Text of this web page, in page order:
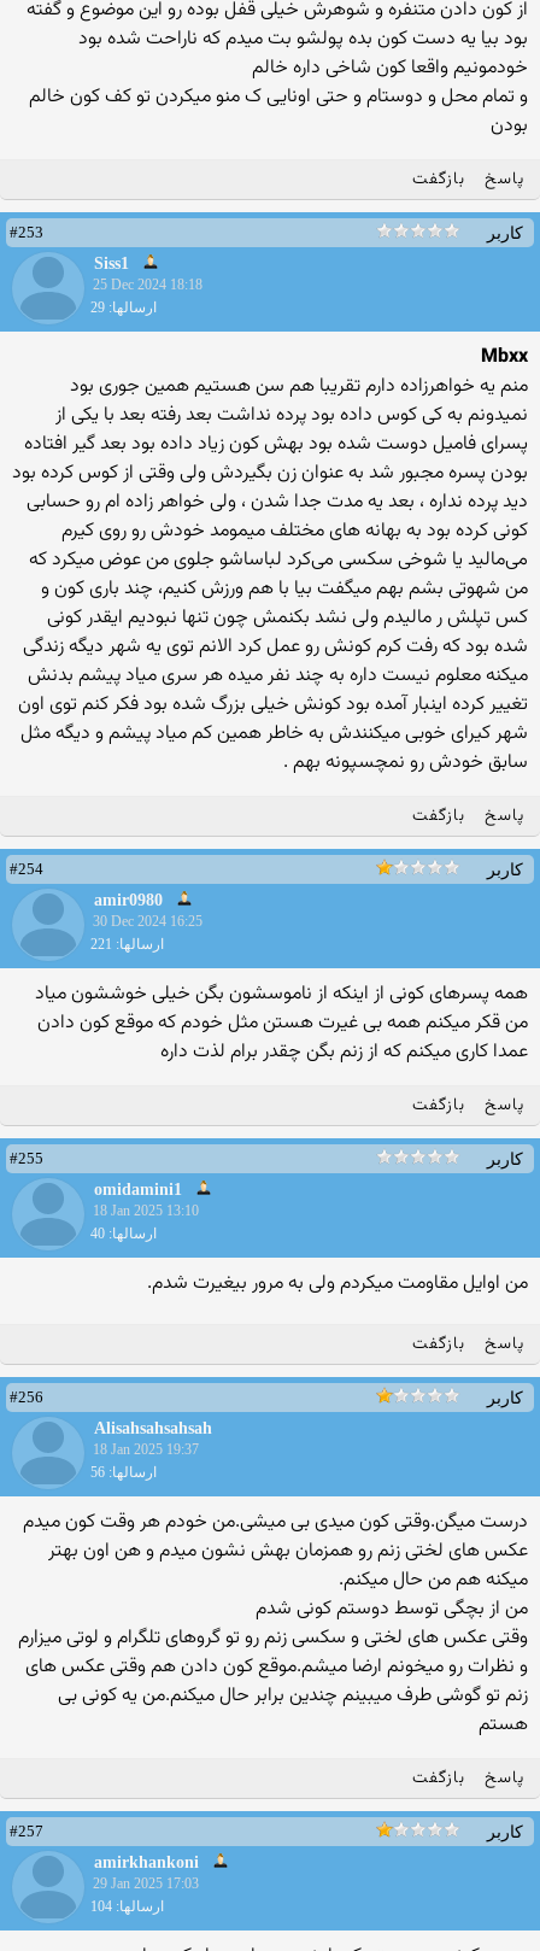
از کون دادن متنفره و شوهرش خیلی قفل بوده رو این موضوع و گفته
بود بیا یه دست کون بده پولشو بت میدم که ناراحت شده بود
خودمونیم واقعا کون شاخی داره خالم
و تمام محل و دوستام و حتی اونایی ک منو میکردن تو کف کون خالم
بودن
پاسخ بازگفت
کاربر
#253
Siss1
25 Dec 2024 18:18
ارسالها: 29
Mbxx
منم یه خواهرزاده دارم تقریبا هم سن هستیم همین جوری بود
نمیدونم به کی کوس داده بود پرده نداشت بعد رفته بعد با یکی از
پسرای فامیل دوست شده بود بهش کون زیاد داده بود بعد گیر افتاده
بودن پسره مجبور شد به عنوان زن بگیردش ولی وقتی از کوس کرده بود
دید پرده نداره ، بعد یه مدت جدا شدن ، ولی خواهر زاده ام رو حسابی
کونی کرده بود به بهانه های مختلف میمومد خودش رو روی کیرم
می‌مالید یا شوخی سکسی می‌کرد لباساشو جلوی من عوض میکرد که
من شهوتی بشم بهم میگفت بیا با هم ورزش کنیم، چند باری کون و
کس تپلش ر مالیدم ولی نشد بکنمش چون تنها نبودیم ایقدر کونی
شده بود که رفت کرم کونش رو عمل کرد الانم توی یه شهر دیگه زندگی
میکنه معلوم نیست داره به چند نفر میده هر سری میاد پیشم بدنش
تغییر کرده اینبار آمده بود کونش خیلی بزرگ شده بود فکر کنم توی اون
شهر کیرای خوبی میکنندش به خاطر همین کم میاد پیشم و دیگه مثل
سابق خودش رو نمچسپونه بهم .
پاسخ بازگفت
کاربر
#254
amir0980
30 Dec 2024 16:25
ارسالها: 221
همه پسرهای کونی از اینکه از ناموسشون بگن خیلی خوششون میاد
من قکر میکنم همه بی غیرت هستن مثل خودم که موقع کون دادن
عمدا کاری میکنم که از زنم بگن چقدر برام لذت داره
پاسخ بازگفت
کاربر
#255
omidamini1
18 Jan 2025 13:10
ارسالها: 40
من اوایل مقاومت میکردم ولی به مرور بیغیرت شدم.
پاسخ بازگفت
کاربر
#256
Alisahsahsahsah
18 Jan 2025 19:37
ارسالها: 56
درست میگن.وقتی کون میدی بی میشی.من خودم هر وقت کون میدم
عکس های لختی زنم رو همزمان بهش نشون میدم و هن اون بهتر
میکنه هم من حال میکنم.
من از بچگی توسط دوستم کونی شدم
وقتی عکس های لختی و سکسی زنم رو تو گروهای تلگرام و لوتی میزارم
و نظرات رو میخونم ارضا میشم.موقع کون دادن هم وقتی عکس های
زنم تو گوشی طرف میبینم چندین برابر حال میکنم.من یه کونی بی
هستم
پاسخ بازگفت
کاربر
#257
amirkhankoni
29 Jan 2025 17:03
ارسالها: 104